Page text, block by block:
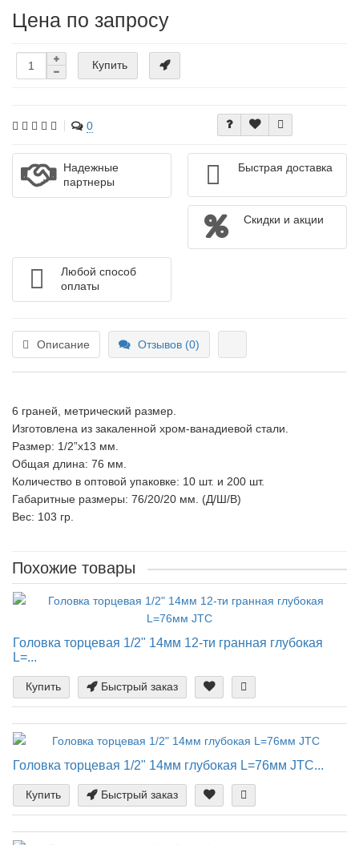
Цена по запросу
Купить
0
Надежные
партнеры
Быстрая доставка
Скидки и акции
Любой способ
оплаты
Описание Отзывов (0)
6 граней, метрический размер.
Изготовлена из закаленной хром-ванадиевой стали.
Размер: 1/2”х13 мм.
Общая длина: 76 мм.
Количество в оптовой упаковке: 10 шт. и 200 шт.
Габаритные размеры: 76/20/20 мм. (Д/Ш/В)
Вес: 103 гр.
Похожие товары
Головка торцевая 1/2" 14мм 12-ти гранная глубокая
L=...
Купить Быстрый заказ
Головка торцевая 1/2" 14мм глубокая L=76мм JTC...
Купить Быстрый заказ